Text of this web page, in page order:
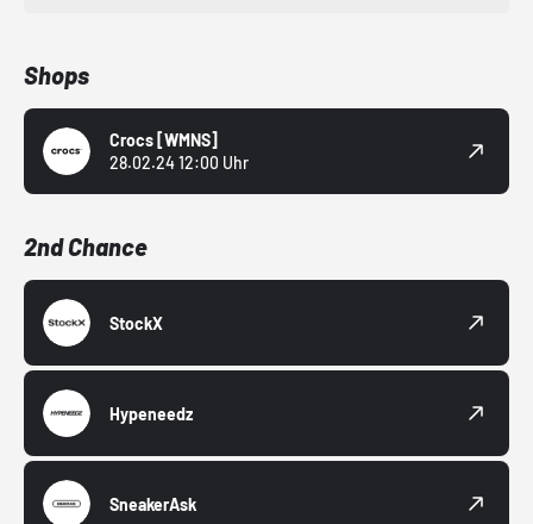
Shops
Crocs [WMNS]
28.02.24 12:00 Uhr
2nd Chance
StockX
Hypeneedz
SneakerAsk